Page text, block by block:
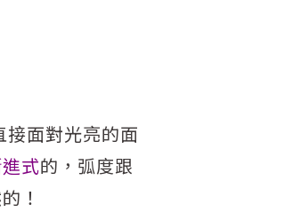
面對光亮的面
式的，弧度跟
！